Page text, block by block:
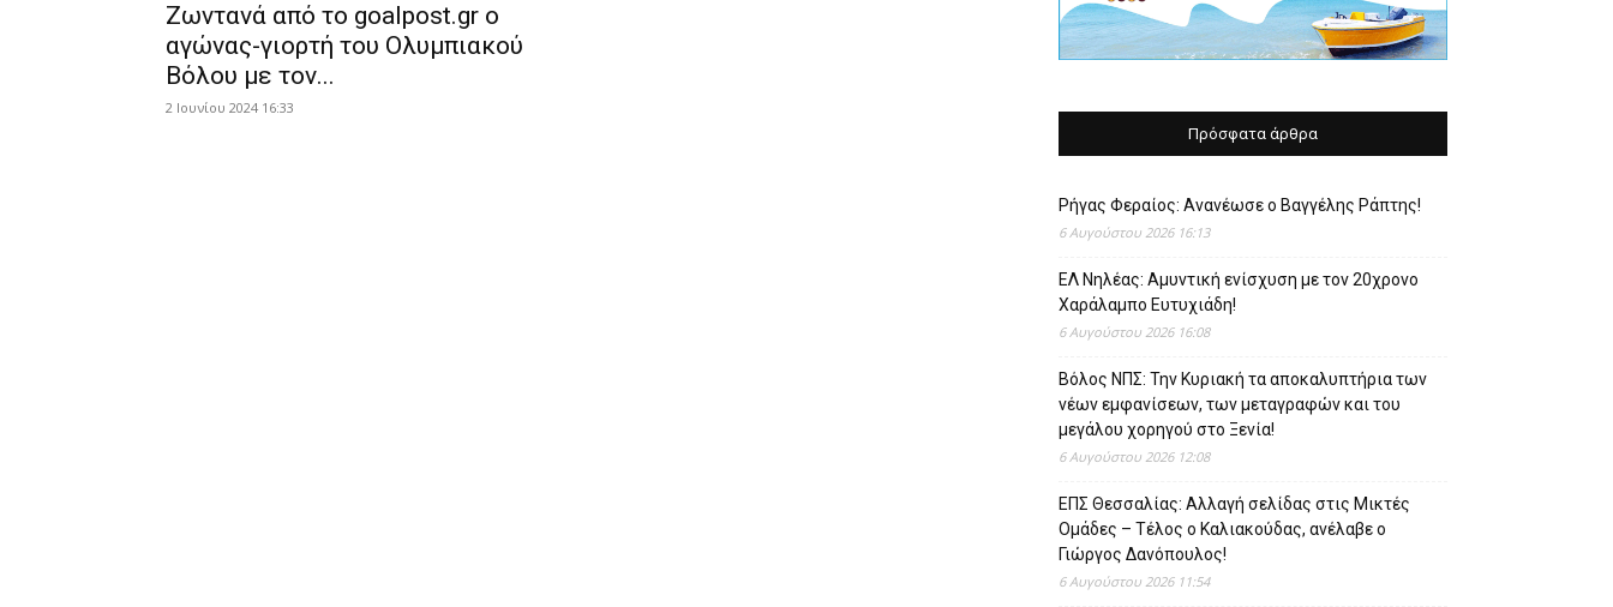
Ζωντανά από το goalpost.gr ο
αγώνας-γιορτή του Ολυμπιακού
Βόλου με τον...
2 Ιουνίου 2024 16:33
Πρόσφατα άρθρα
Ρήγας Φεραίος: Ανανέωσε ο Βαγγέλης Ράπτης!
6 Αυγούστου 2026 16:13
ΕΛ Νηλέας: Αμυντική ενίσχυση με τον 20χρονο
Χαράλαμπο Ευτυχιάδη!
6 Αυγούστου 2026 16:08
Βόλος ΝΠΣ: Την Κυριακή τα αποκαλυπτήρια των
νέων εμφανίσεων, των μεταγραφών και του
μεγάλου χορηγού στο Ξενία!
6 Αυγούστου 2026 12:08
ΕΠΣ Θεσσαλίας: Αλλαγή σελίδας στις Μικτές
Ομάδες – Τέλος ο Καλιακούδας, ανέλαβε ο
Γιώργος Δανόπουλος!
6 Αυγούστου 2026 11:54